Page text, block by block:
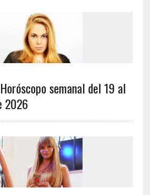
semanal del 19 al
2026